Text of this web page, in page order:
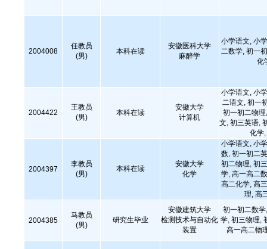
2004008
任教员
(男)
本科在读
安徽医科大学
麻醉学
小学语文, 小
二数学, 初一
化
2004422
王教员
(男)
本科在读
安徽大学
计算机
小学语文, 小
二语文, 初一
初一初二物
文, 初三英语,
化学
2004397
李教员
(男)
本科在读
安徽大学
化学
小学语文, 小
数, 初一初二
初二物理, 初
学, 高一高二
高二化学, 高
理, 高
2004385
马教员
(男)
研究生毕业
安徽建筑大学
检测技术与自动化
装置
初一初二数
学, 初三物理,
高一高二物